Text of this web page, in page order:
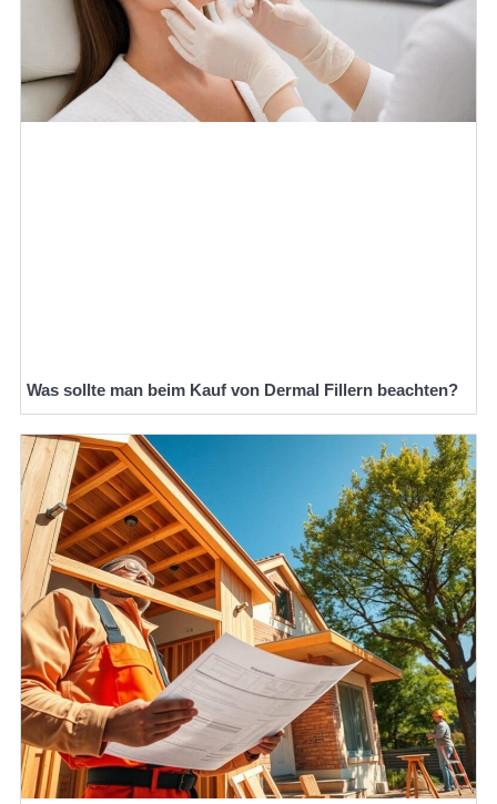
Was sollte man beim Kauf von Dermal Fillern beachten?